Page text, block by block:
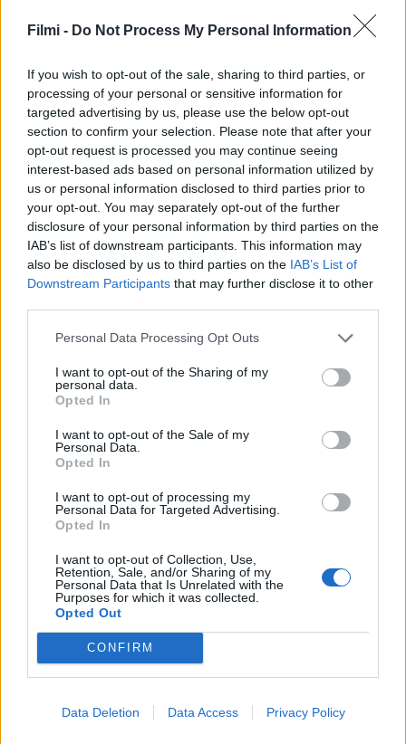
Filmi - Do Not Process My Personal Information
If you wish to opt-out of the sale, sharing to third parties, or
processing of your personal or sensitive information for
targeted advertising by us, please use the below opt-out
section to confirm your selection. Please note that after your
opt-out request is processed you may continue seeing
interest-based ads based on personal information utilized by
us or personal information disclosed to third parties prior to
your opt-out. You may separately opt-out of the further
disclosure of your personal information by third parties on the
IAB’s list of downstream participants. This information may
also be disclosed by us to third parties on the IAB’s List of
Downstream Participants that may further disclose it to other
Personal Data Processing Opt Outs
I want to opt-out of the Sharing of my
personal data.
Opted In
I want to opt-out of the Sale of my
Personal Data.
Opted In
I want to opt-out of processing my
Personal Data for Targeted Advertising.
Opted In
I want to opt-out of Collection, Use,
Retention, Sale, and/or Sharing of my
Personal Data that Is Unrelated with the
Purposes for which it was collected.
Opted Out
CONFIRM
Data Deletion Data Access Privacy Policy
rendkívüliség legendája
SOROZAT
Kyou Kara Maou!
SOROZAT
SOROZAT SOROZAT